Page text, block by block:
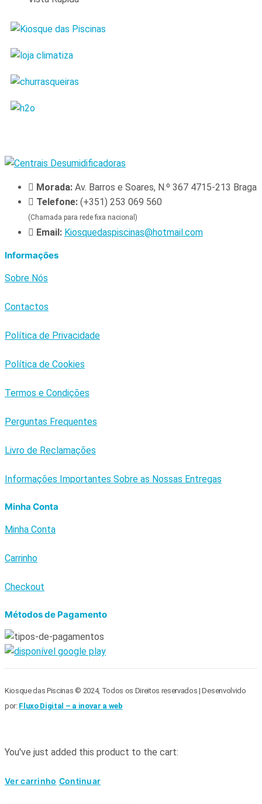
Morada: Av. Barros e Soares, N.º 367 4715-213 Braga
Telefone: (+351) 253 069 560
(Chamada para rede fixa nacional)
Email: Kiosquedaspiscinas@hotmail.com
Informações
Sobre Nós
Contactos
Política de Privacidade
Política de Cookies
Termos e Condições
Perguntas Frequentes
Livro de Reclamações
Informações Importantes Sobre as Nossas Entregas
Minha Conta
Minha Conta
Carrinho
Checkout
Métodos de Pagamento
Kiosque das Piscinas © 2024, Todos os Direitos reservados | Desenvolvido
por: Fluxo Digital – a inovar a web
You've just added this product to the cart:
Ver carrinho Continuar